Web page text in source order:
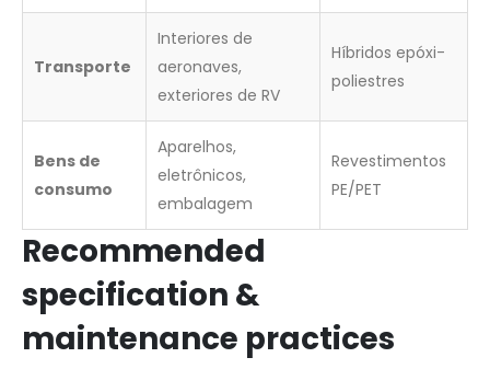
Transporte
Interiores de
aeronaves,
exteriores de RV
Híbridos epóxi-
poliestres
Bens de
consumo
Aparelhos,
eletrônicos,
embalagem
Revestimentos
PE/PET
Recommended
specification &
maintenance practices